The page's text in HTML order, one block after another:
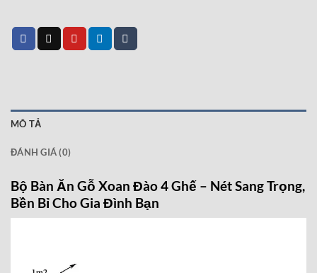
MÔ TẢ
ĐÁNH GIÁ (0)
Bộ Bàn Ăn Gỗ Xoan Đào 4 Ghế – Nét Sang Trọng,
Bền Bỉ Cho Gia Đình Bạn